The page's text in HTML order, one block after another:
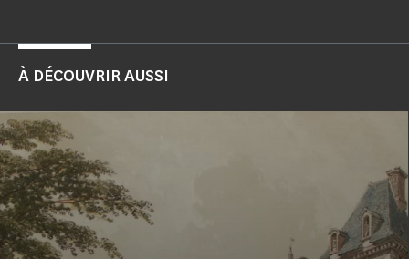
À DÉCOUVRIR AUSSI